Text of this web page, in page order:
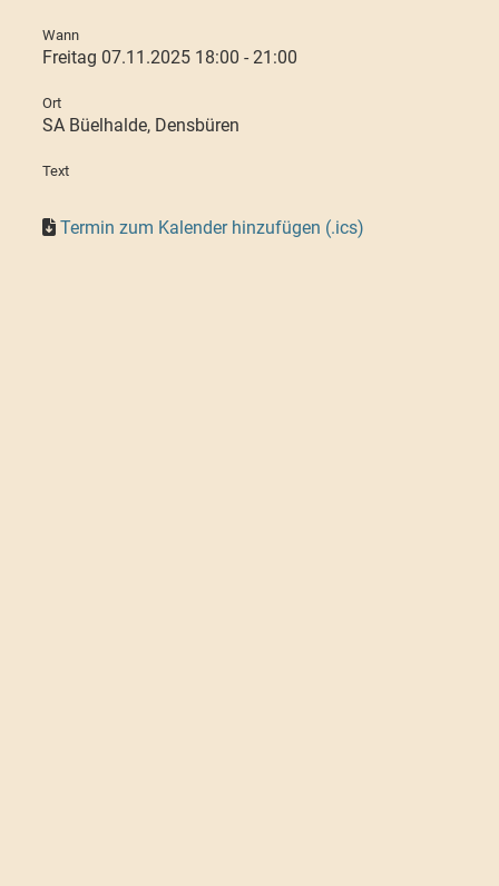
Wann
Freitag 07.11.2025 18:00 - 21:00
Ort
SA Büelhalde, Densbüren
Text
Termin zum Kalender hinzufügen (.ics)